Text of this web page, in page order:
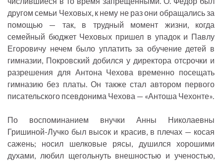
другом семьи Чеховых, к нему не раз они обращались за
помощью — так, в трудный момент жизни, когда
семейный бюджет Чеховых пришел в упадок и Павлу
Егоровичу нечем было уплатить за обучение детей в
гимназии, Покровский добился у директора отсрочки и
разрешения для Антона Чехова временно посещать
гимназию без платы. Он также стал автором первого
писательского псевдонима Чехова — «Антоша Чехонте».
По воспоминанием внучки Анны Николаевны
Гришиной-Лучко был высок и красив, в плечах — косая
сажень; носил шелковые рясы, душился хорошими
духами, любил щегольнуть внешностью и ученостью,